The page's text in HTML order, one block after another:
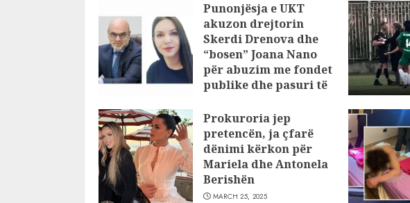
Punonjësja e UKT
akuzon drejtorin
Skerdi Drenova dhe
“bosen” Joana Nano
për abuzim me fondet
publike dhe pasuri të
JULY 24, 2025
Prokuroria jep
pretencën, ja çfarë
dënimi kërkon për
Mariela dhe Antonela
Berishën
MARCH 25, 2025